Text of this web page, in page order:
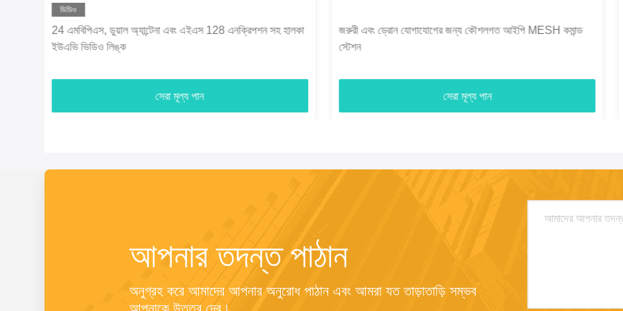
জরুরী এবং ড্রোন যোগাযোগের জন্য কৌশলগত আইপি MESH কমান্ড
স্টেশন
সেরা মূল্য পান
ছোট আকার এবং কম শক্তি দ্রুত মোতায়েন এবং দীর্ঘ দূরত্বের ড্রোন
সংযোগের সাথে ড্রোন জাল রেডিও অপ্টিমাইজ করুন
সেরা মূল্য পান
আপনার তদন্ত পাঠান
অনুগ্রহ করে আমাদের আপনার অনুরোধ পাঠান এবং আমরা যত তাড়াতাড়ি সম্ভব
আপনাকে উত্তর দেব।